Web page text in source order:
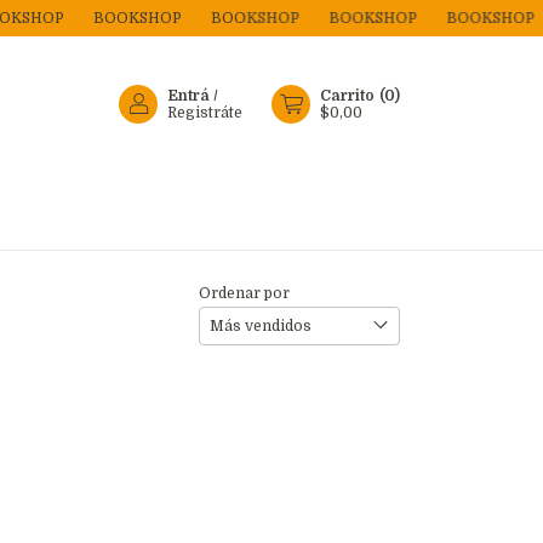
BOOKSHOP BOOKSHOP BOOKSHOP BOOKSHOP
Entrá /
Registráte
Carrito (0)
$0,00
Ordenar por